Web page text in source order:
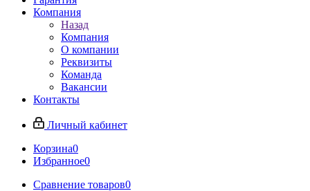
Компания
Назад
Компания
О компании
Реквизиты
Команда
Вакансии
Контакты
Личный кабинет
Корзина0
Избранное0
Сравнение товаров0